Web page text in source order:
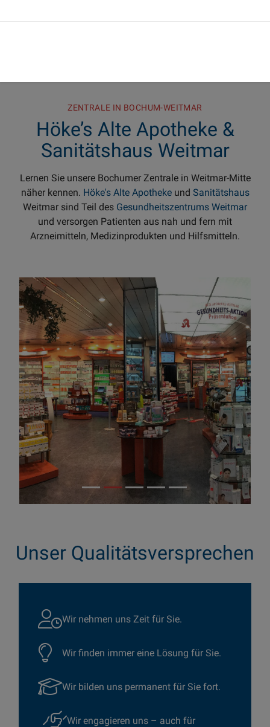
ZENTRALE IN BOCHUM-WEITMAR
Höke’s Alte Apotheke &
Sanitätshaus Weitmar
Lernen Sie unsere Bochumer Zentrale in Weitmar-Mitte
näher kennen. Höke's Alte Apothekeund Sanitätshaus
Weitmar sind Teil des Gesundheitszentrums Weitmar
und versorgen Patienten aus nah und fern mit
Arzneimitteln, Medizinprodukten und Hilfsmitteln.
Unser Qualitätsversprechen
Wir nehmen uns Zeit für Sie.
Wir finden immer eine Lösung für Sie.
Wir bilden uns permanent für Sie fort.
Wir engagieren uns – auch für